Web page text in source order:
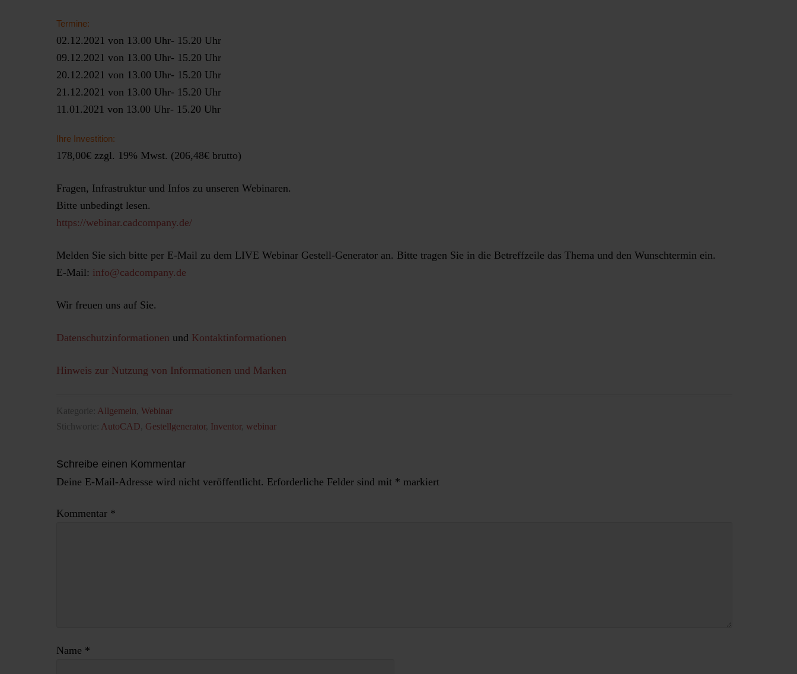
Termine:
02.12.2021 von 13.00 Uhr- 15.20 Uhr
09.12.2021 von 13.00 Uhr- 15.20 Uhr
20.12.2021 von 13.00 Uhr- 15.20 Uhr
21.12.2021 von 13.00 Uhr- 15.20 Uhr
11.01.2021 von 13.00 Uhr- 15.20 Uhr
Ihre Investition:
178,00€ zzgl. 19% Mwst. (206,48€ brutto)
Fragen, Infrastruktur und Infos zu unseren Webinaren.
Bitte unbedingt lesen.
https://webinar.cadcompany.de/
Melden Sie sich bitte per E-Mail zu dem LIVE Webinar Gestell-Generator an. Bitte tragen Sie in die Betreffzeile das Thema und den Wunschtermin ein.
E-Mail: info@cadcompany.de
Wir freuen uns auf Sie.
Datenschutzinformationen und Kontaktinformationen
Hinweis zur Nutzung von Informationen und Marken
Kategorie: Allgemein Webinar
Stichworte: AutoCAD Gestellgenerator, Inventor, webinar
Schreibe einen Kommentar
Deine E-Mail-Adresse wird nicht veröffentlicht. Erforderliche Felder sind mit * markiert
Kommentar *
Name *